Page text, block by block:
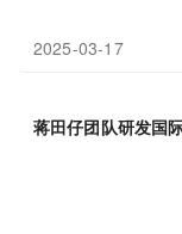
2025-03-17
蒋田仔团队研发国